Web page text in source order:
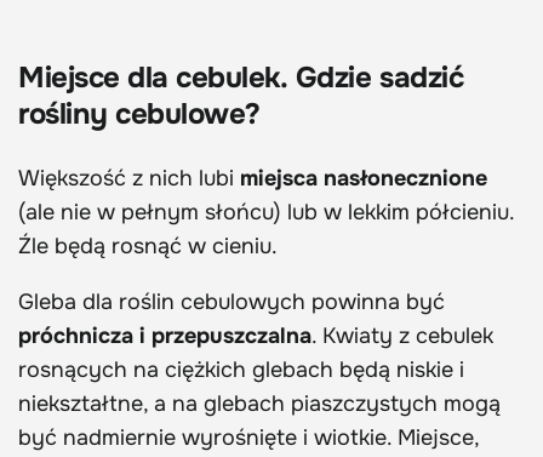
Miejsce dla cebulek. Gdzie sadzić
rośliny cebulowe?
Większość z nich lubi miejsca nasłonecznione
(ale nie w pełnym słońcu) lub w lekkim półcieniu.
Źle będą rosnąć w cieniu.
Gleba dla roślin cebulowych powinna być
próchnicza i przepuszczalna. Kwiaty z cebulek
rosnących na ciężkich glebach będą niskie i
niekształtne, a na glebach piaszczystych mogą
być nadmiernie wyrośnięte i wiotkie. Miejsce,